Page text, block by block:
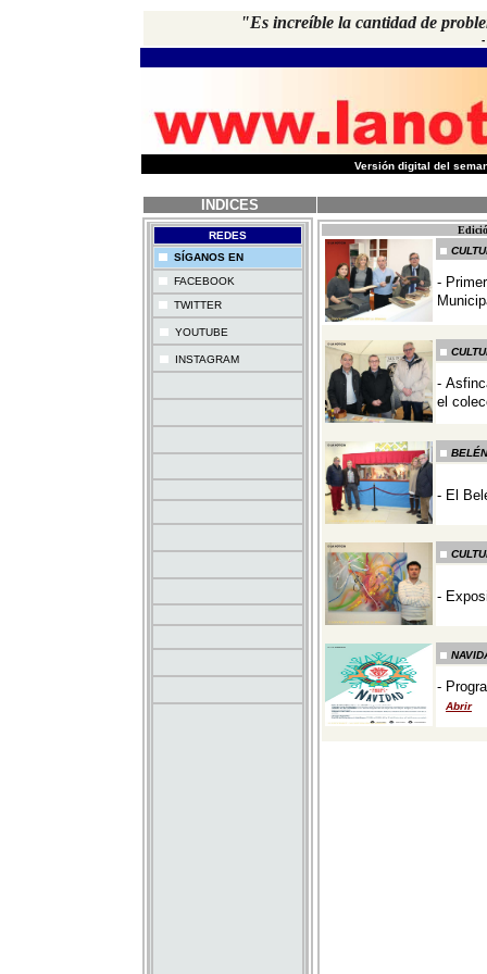
"Es increíble la cantidad de
-
Versión digital del
INDICES